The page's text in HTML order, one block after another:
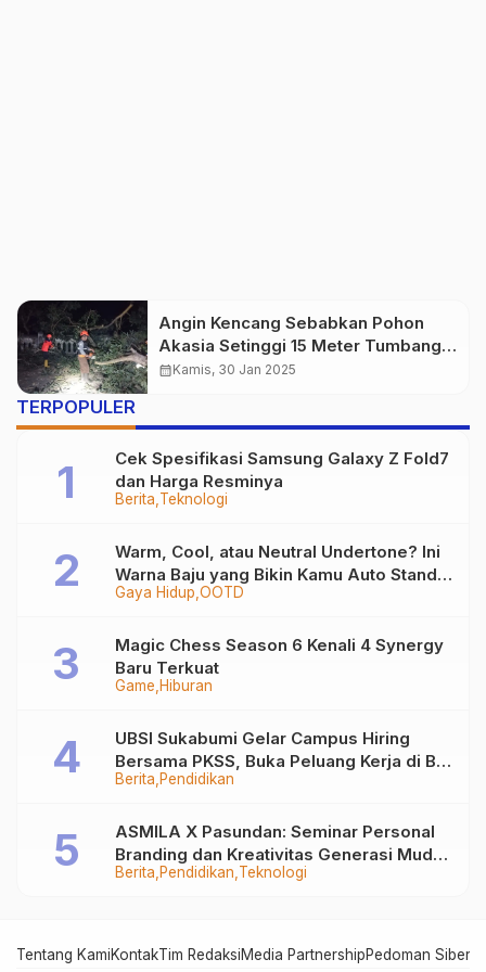
Angin Kencang Sebabkan Pohon
Akasia Setinggi 15 Meter Tumbang
dan Robohkan Pagar Taman Makam
calendar_monthKamis, 30 Jan 2025
TERPOPULER
Berita Teknologi
Cek Spesifikasi Samsung Galaxy Z Fold7
dan Harga Resminya
Gaya Hidup OOTD
Warm, Cool, atau Neutral Undertone? Ini
Warna Baju yang Bikin Kamu Auto Stand
Out
Game Hiburan
Magic Chess Season 6 Kenali 4 Synergy
Baru Terkuat
Berita Pendidikan
UBSI Sukabumi Gelar Campus Hiring
Bersama PKSS, Buka Peluang Kerja di BRI
Group
Berita Pendidikan Teknologi
ASMILA X Pasundan: Seminar Personal
Branding dan Kreativitas Generasi Muda
Bersama SDKF
Tentang KamiKontakTim RedaksiMedia PartnershipPedoman Siber